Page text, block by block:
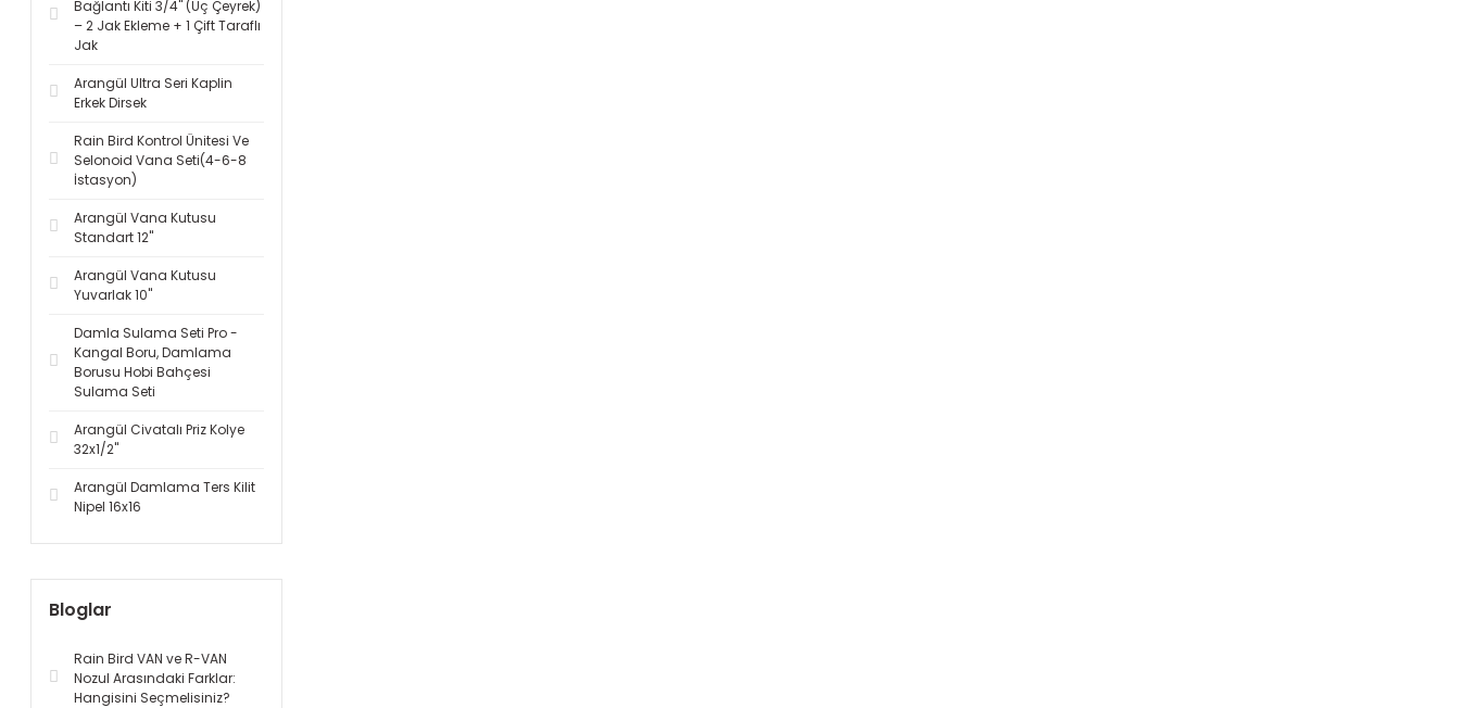
Bağlantı Kiti 3/4'' (Üç Çeyrek)
– 2 Jak Ekleme + 1 Çift Taraflı
Jak
Arangül Ultra Seri Kaplin
Erkek Dirsek
Rain Bird Kontrol Ünitesi Ve
Selonoid Vana Seti(4-6-8
İstasyon)
Arangül Vana Kutusu
Standart 12''
Arangül Vana Kutusu
Yuvarlak 10''
Damla Sulama Seti Pro -
Kangal Boru, Damlama
Borusu Hobi Bahçesi
Sulama Seti
Arangül Civatalı Priz Kolye
32x1/2''
Arangül Damlama Ters Kilit
Nipel 16x16
Bloglar
Rain Bird VAN ve R-VAN
Nozul Arasındaki Farklar:
Hangisini Seçmelisiniz?